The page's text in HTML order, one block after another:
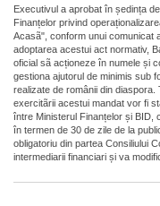
​Executivul a aprobat în ședința
Finanțelor privind
Acasã", conform unui comunicat
adoptarea acestui act normativ,
oficial sã acționeze în numele și
gestiona ajutorul de minimis sub
realizate de românii din
exercitãrii acestui mandat vor fi
între Ministerul Finanțelor și BID,
în termen de 30 de zile de la
obligatoriu din partea Consiliului
intermediarii financiari și va